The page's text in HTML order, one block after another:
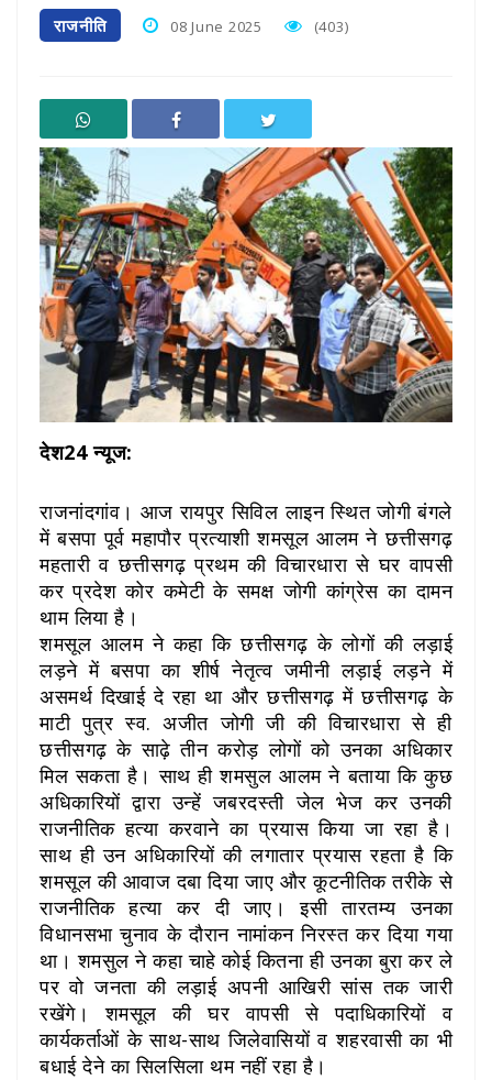
सावन के पहले सोमवार पर बागेश्वर धाम के लिए निकली डाक कांवड़ यात्रा
लिया संकल्प
विश्व हिंदू परिषद की जिला बैठक संपन्न, संगठन विस्तार पर मंथन, नए
दायित्वों का...
जयस्तंभ चौक से शुरू हुआ कांग्रेस का हस्ताक्षर अभियान, पहले दिन
227 लोगों ने द...
फूलझर-मगरलोटा के ग्रामीणों ने बायोडीजल प्लांट पर लगाए प्रदूषण के
आरोप, जांच औ...
बैगलेस डे पर विद्यार्थियों ने किया पौधरोपण, पर्यावरण संरक्षण का लिया
संकल्प
कांग्रेस अध्यक्ष खड़गे से मिले अब्दुल कलाम खान, छत्तीसगढ़ और संगठन
राजनीति 08 June 2025 (403)
देश24 न्यूज:
राजनांदगांव। आज रायपुर सिविल लाइन स्थित जोगी बंगले
में बसपा पूर्व महापौर प्रत्याशी शमसूल आलम ने छत्तीसगढ़
महतारी व छत्तीसगढ़ प्रथम की विचारधारा से घर वापसी
कर प्रदेश कोर कमेटी के समक्ष जोगी कांग्रेस का दामन
थाम लिया है।
शमसूल आलम ने कहा कि छत्तीसगढ़ के लोगों की लड़ाई
लड़ने में बसपा का शीर्ष नेतृत्व जमीनी लड़ाई लड़ने में
असमर्थ दिखाई दे रहा था और छत्तीसगढ़ में छत्तीसगढ़ के
माटी पुत्र स्व. अजीत जोगी जी की विचारधारा से ही
छत्तीसगढ़ के साढ़े तीन करोड़ लोगों को उनका अधिकार
मिल सकता है। साथ ही शमसुल आलम ने बताया कि कुछ
अधिकारियों द्वारा उन्हें जबरदस्ती जेल भेज कर उनकी
राजनीतिक हत्या करवाने का प्रयास किया जा रहा है।
साथ ही उन अधिकारियों की लगातार प्रयास रहता है कि
शमसूल की आवाज दबा दिया जाए और कूटनीतिक तरीके से
राजनीतिक हत्या कर दी जाए। इसी तारतम्य उनका
विधानसभा चुनाव के दौरान नामांकन निरस्त कर दिया गया
था। शमसुल ने कहा चाहे कोई कितना ही उनका बुरा कर ले
पर वो जनता की लड़ाई अपनी आखिरी सांस तक जारी
रखेंगे। शमसूल की घर वापसी से पदाधिकारियों व
कार्यकर्ताओं के साथ-साथ जिलेवासियों व शहरवासी का भी
बधाई देने का सिलसिला थम नहीं रहा है।